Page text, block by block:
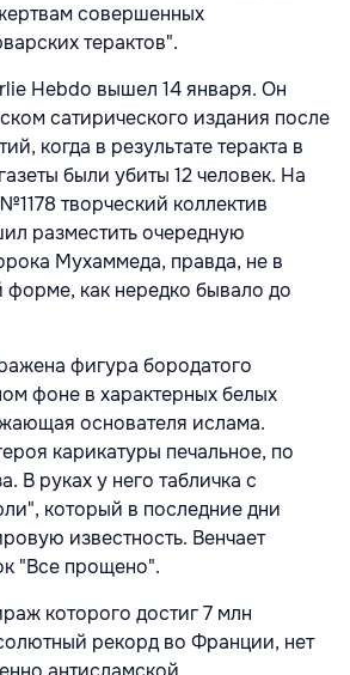
совершенных
терактов".
Hebdo вышел 14 января. Он
сатирического издания после
когда в результате теракта в
были убиты 12 человек. На
творческий коллектив
разместить очередную
Мухаммеда, правда, не в
форме, как нередко бывало до
фигура бородатого
фоне в характерных белых
основателя ислама.
карикатуры печальное, по
В руках у него табличка с
который в последние дни
известность. Венчает
"Все прощено".
которого достиг 7 млн
рекорд во Франции, нет